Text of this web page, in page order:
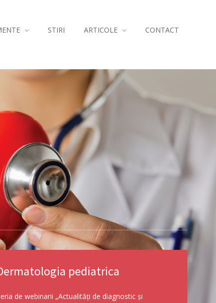
STIRI ARTICOLE CONTACT
pediatrica
de webinarii „Actualități de diagnostic și